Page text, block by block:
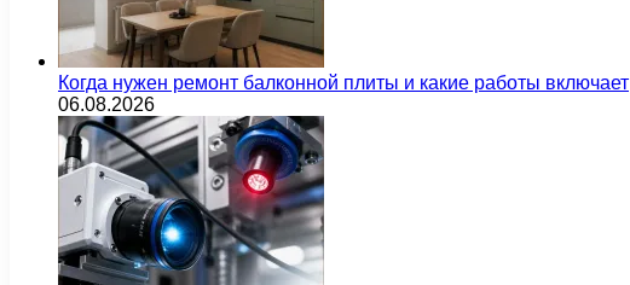
Когда нужен ремонт балконной плиты и какие работы включает
06.08.2026